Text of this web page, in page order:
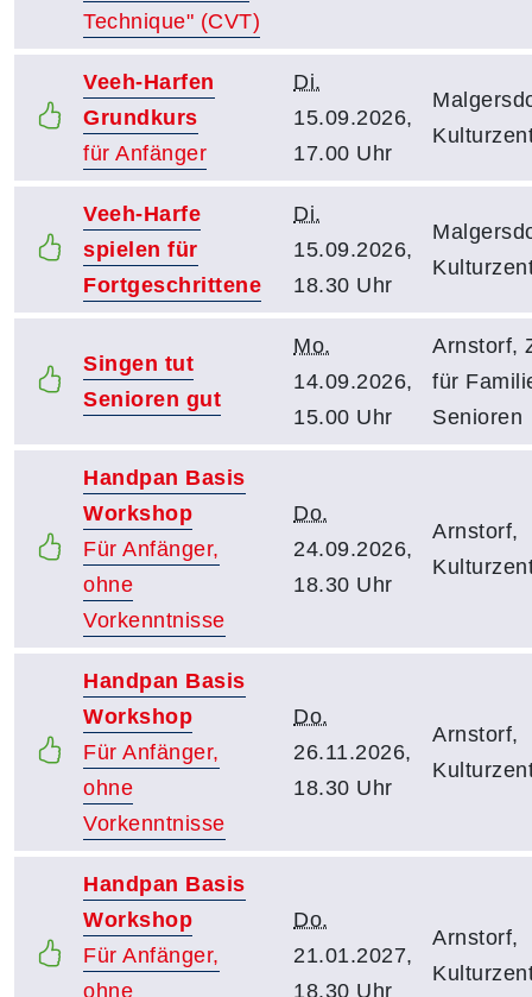
Technique" (CVT)
Veeh-Harfen
Grundkurs
für Anfänger
Di.
15.09.2026,
17.00 Uhr
Veeh-Harfe
spielen für
Fortgeschrittene
Di.
15.09.2026,
18.30 Uhr
Singen tut
Senioren gut
Mo.
14.09.2026,
15.00 Uhr
Arnstorf,
für
Senioren
Handpan Basis
Workshop
Für Anfänger,
ohne
Vorkenntnisse
Do.
24.09.2026,
18.30 Uhr
Arnstorf,
Handpan Basis
Workshop
Für Anfänger,
ohne
Vorkenntnisse
Do.
26.11.2026,
18.30 Uhr
Arnstorf,
Handpan Basis
Workshop
Für Anfänger,
ohne
Do.
21.01.2027,
18.30 Uhr
Arnstorf,